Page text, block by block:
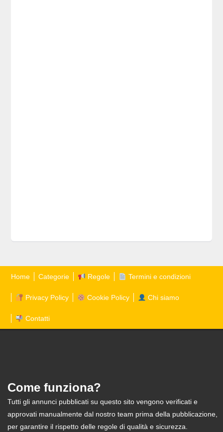
Home Categorie Regole Termini e condizioni
Privacy Policy Cookie Policy Chi siamo
Contatti
Come funziona?
Tutti gli annunci pubblicati su questo sito vengono verificati e
approvati manualmente dal nostro team prima della pubblicazione,
per garantire il rispetto delle regole di qualità e sicurezza.